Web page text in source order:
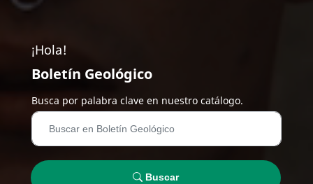
¡Hola!
Boletín Geológico
Busca por palabra clave en nuestro catálogo.
Buscar